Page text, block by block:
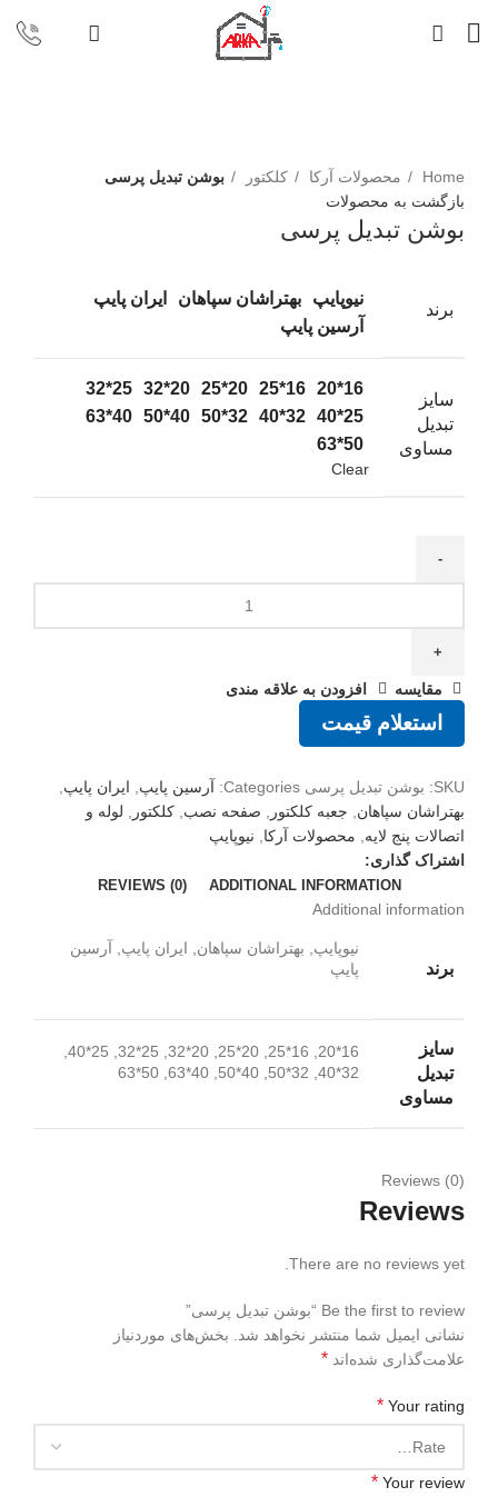
Home
محصولات آرکا کلکتور
بوشن تبدیل پرسی
بازگشت به محصولات
بوشن تبدیل پرسی
برند
نیوپایپ بهتراشان سپاهان
ایران پایپ
آرسین پایپ
سایز
تبدیل
مساوی
16*20
16*25
20*25
20*32
25*32
25*40
32*40
32*50
40*50
40*63
50*63
Clear
مقايسه افزودن به علاقه مندی
استعلام قیمت
SKU: بوشن تبدیل پرسی Categories: آرسین پایپ ایران پایپ
بهتراشان سپاهان
جعبه کلکتور صفحه نصب کلکتور
لوله و
اتصالات پنج لایه
محصولات آرکا
نیوپایپ
اشتراک گذاری:
ADDITIONAL INFORMATION
REVIEWS (0)
Additional information
برند
نیوپایپ, بهتراشان سپاهان, ایران پایپ, آرسین
پایپ
سایز
تبدیل
مساوی
32*40, 32*50, 40*50, 40*63, 50*63
Reviews (0)
Reviews
There are no reviews yet.
Be the first to review “بوشن تبدیل پرسی”
نشانی ایمیل شما منتشر نخواهد شد.
بخش‌های موردنیاز
علامت‌گذاری شده‌اند *
Your rating
*
Your review
*